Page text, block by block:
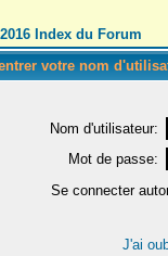
Index du Forum
votre nom
Nom d'utilisateur:
Mot de passe:
Se connecter
J'ai